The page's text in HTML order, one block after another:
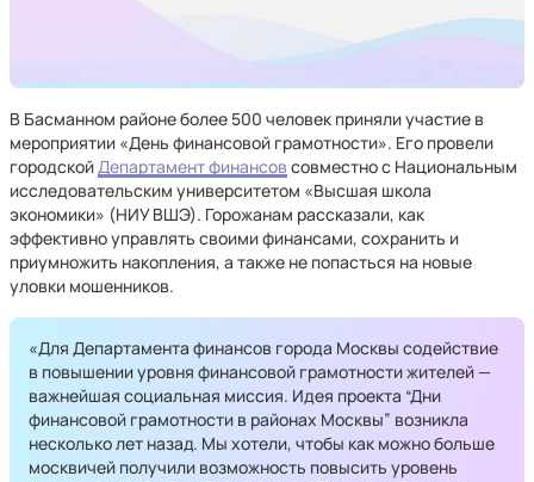
В Басманном районе более 500 человек приняли участие в
мероприятии «День финансовой грамотности». Его провели
городскойДепартамент финансов совместно с Национальным
исследовательским университетом «Высшая школа
экономики» (НИУ ВШЭ). Горожанам рассказали, как
эффективно управлять своими финансами, сохранить и
приумножить накопления, а также не попасться на новые
уловки мошенников.
«Для Департамента финансов города Москвы содействие
в повышении уровня финансовой грамотности жителей —
важнейшая социальная миссия. Идея проекта “Дни
финансовой грамотности в районах Москвы” возникла
несколько лет назад. Мы хотели, чтобы как можно больше
москвичей получили возможность повысить уровень